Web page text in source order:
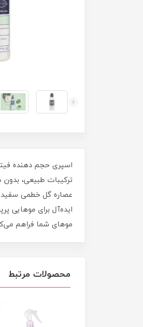
ایده‌آل برای موهایی
موهای شما فراهم
محصولات مرتبط